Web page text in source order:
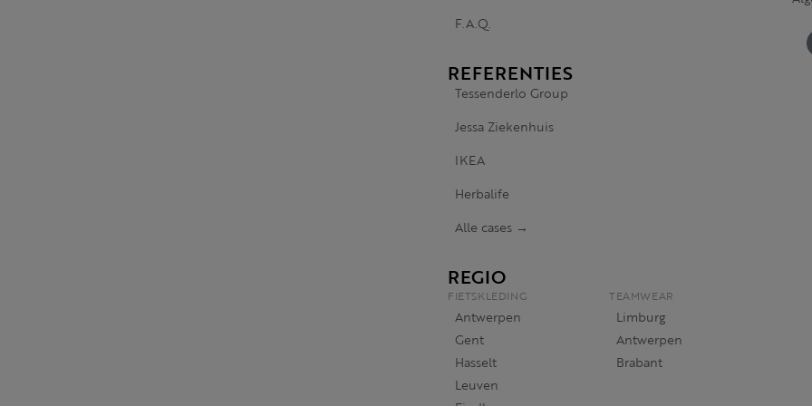
F.A.Q.
REFERENTIES
Tessenderlo Group
Jessa Ziekenhuis
IKEA
Herbalife
Alle cases →
REGIO
FIETSKLEDING
Antwerpen
Gent
Hasselt
Leuven
TEAMWEAR
Limburg
Antwerpen
Brabant